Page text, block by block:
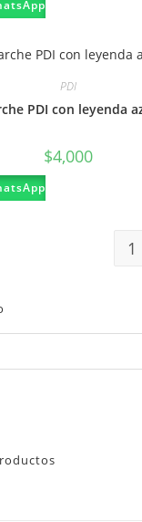
PDI
PDI con leyenda
$4,000
1